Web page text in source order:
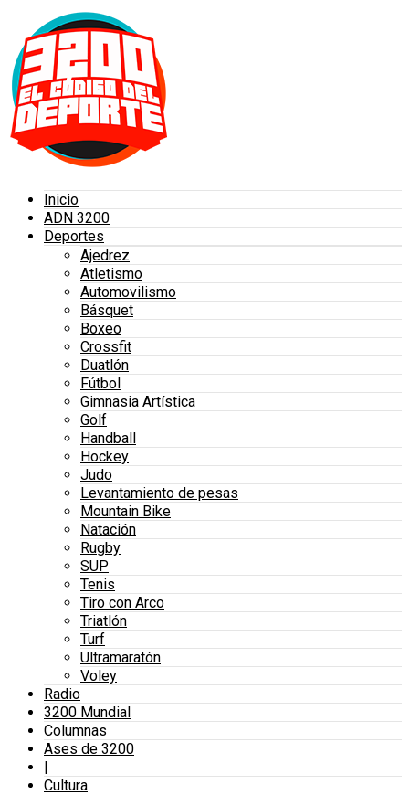
Inicio
ADN 3200
Deportes
Ajedrez
Atletismo
Automovilismo
Básquet
Boxeo
Crossfit
Duatlón
Fútbol
Gimnasia Artística
Golf
Handball
Hockey
Judo
Levantamiento de pesas
Mountain Bike
Natación
Rugby
SUP
Tenis
Tiro con Arco
Triatlón
Turf
Ultramaratón
Voley
Radio
3200 Mundial
Columnas
Ases de 3200
|
Cultura